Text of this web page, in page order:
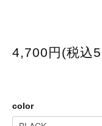
4,700円(税込
color